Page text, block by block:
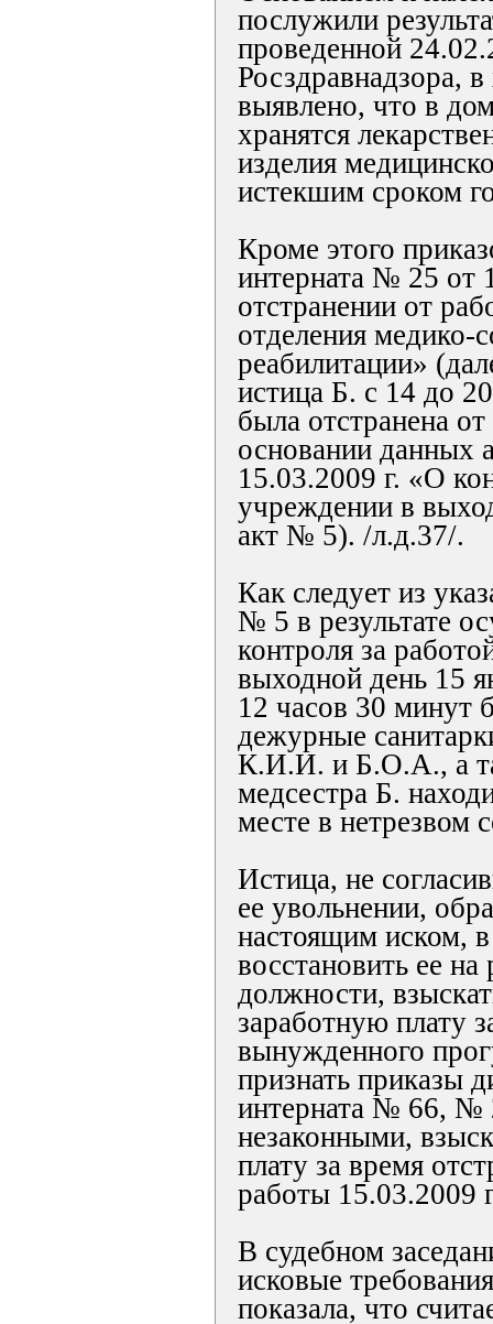
послужили
проведенной
Росздравнадзора,
выявлено, что в
хранятся
изделия
истекшим сроком
Кроме этого
интерната № 25 от
отстранении от
отделения медико-
реабилитации»
истица Б. с 14 до
была отстранена
основании данных
15.03.2009 г. «О
учреждении в
акт № 5). /л.д.37/.
Как следует из
№ 5 в результате
контроля за
выходной день 15
12 часов 30 минут
дежурные
К.И.И. и Б.О.А., а
медсестра Б.
месте в нетрезвом
Истица, не
ее увольнении,
настоящим иском,
восстановить ее
должности,
заработную плату
вынужденного
признать приказы
интерната № 66,
незаконными,
плату за время
работы 15.03.2009
В судебном
исковые
показала, что